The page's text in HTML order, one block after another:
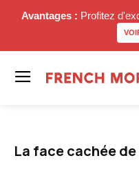
Avantages : Profitez
La face cachée